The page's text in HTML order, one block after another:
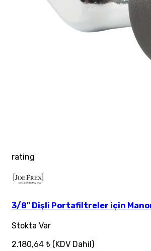
rating
3/8" Dişli Portafiltreler için
Stokta Var
2.180,64 ₺ (KDV Dahil)